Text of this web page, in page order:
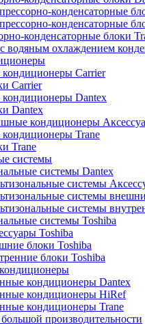
конденсаторные
конденсаторные
конденсаторные блоки
водяным охлаждением
Carrier
Carrier
Dantex
Dantex
кондиционеры
Trane
Trane
системы
системы Dantex
системы
системы
системы
системы Toshiba
Toshiba
блоки Toshiba
блоки Toshiba
кондиционеры Dantex
кондиционеры HiRef
кондиционеры Trane
производительности